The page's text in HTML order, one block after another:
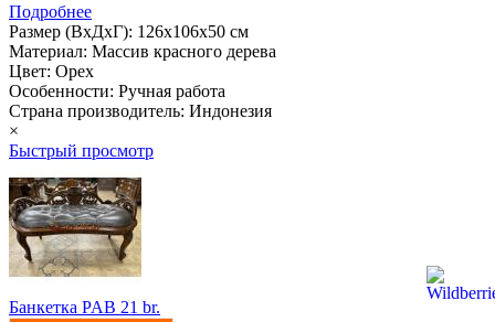
Подробнее
Размер (ВхДхГ): 126х106х50 см
Материал: Массив красного дерева
Цвет: Орех
Особенности: Ручная работа
Страна производитель: Индонезия
×
Быстрый просмотр
Банкетка PAB 21 br.